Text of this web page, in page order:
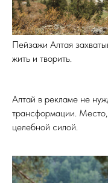
Пейзажи Алтая
жить и творить.
Алтай в рекламе не
трансформации.
целебной силой.